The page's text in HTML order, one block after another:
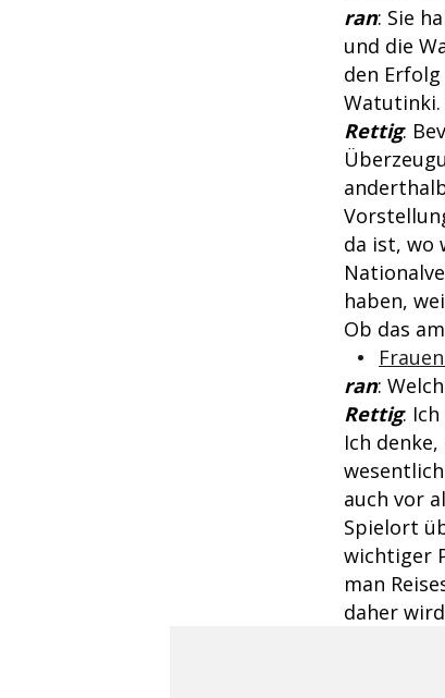
ran: Sie
und die
den
Watutinki.
Rettig:
da ist, wo
haben,
Ob das
ran:
Rettig:
Ich
auch vor
Spielort
wichtiger
man
daher